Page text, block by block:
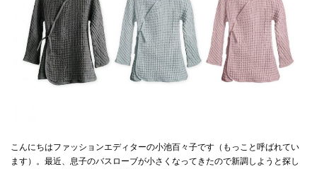
こんにちはファッションエディターの小池百々子です（もっこと呼ばれてい
ます）。最近、息子のバスローブが小さくなってきたので新調しようと探し